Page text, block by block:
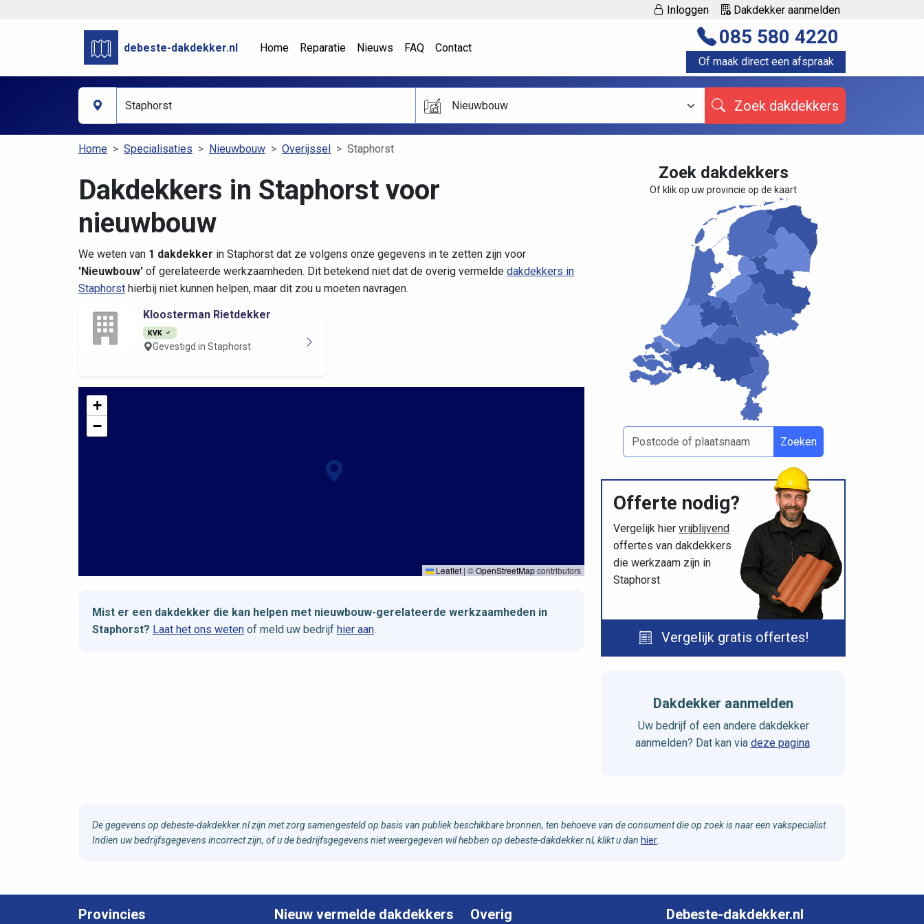
Inloggen Dakdekker aanmelden
debeste-dakdekker.nl Home Reparatie Nieuws FAQ Contact 085 580 4220
Of maak direct een afspraak
Nieuwbouw Zoek dakdekkers
Home Specialisaties Nieuwbouw Overijssel Staphorst
Dakdekkers in Staphorst voor
nieuwbouw
We weten van 1 dakdekker in Staphorst dat ze volgens onze gegevens in te zetten zijn voor
'Nieuwbouw' of gerelateerde werkzaamheden. Dit betekend niet dat de overig vermelde dakdekkers in
Staphorst hierbij niet kunnen helpen, maar dit zou u moeten navragen.
Kloosterman Rietdekker
KVK
Gevestigd in Staphorst
+
−
Leaflet | ©OpenStreetMapcontributors
Mist er een dakdekker die kan helpen met nieuwbouw-gerelateerde werkzaamheden in
Staphorst? Laat het ons weten of meld uw bedrijf hier aan.
Zoek dakdekkers
Of klik op uw provincie op de kaart
Zoeken
Offerte nodig?
Vergelijk hier vrijblijvend
offertes van dakdekkers
die werkzaam zijn in
Staphorst
Vergelijk gratis offertes!
Dakdekker aanmelden
Uw bedrijf of een andere dakdekker
aanmelden? Dat kan via deze pagina.
De gegevens op debeste-dakdekker.nl zijn met zorg samengesteld op basis van publiek beschikbare bronnen, ten behoeve van de consument die op zoek is naar een vakspecialist.
Indien uw bedrijfsgegevens incorrect zijn, of u de bedrijfsgegevens niet weergegeven wil hebben op debeste-dakdekker.nl, klikt u dan hier
Provincies Nieuw vermelde dakdekkers Overig Debeste-dakdekker.nl